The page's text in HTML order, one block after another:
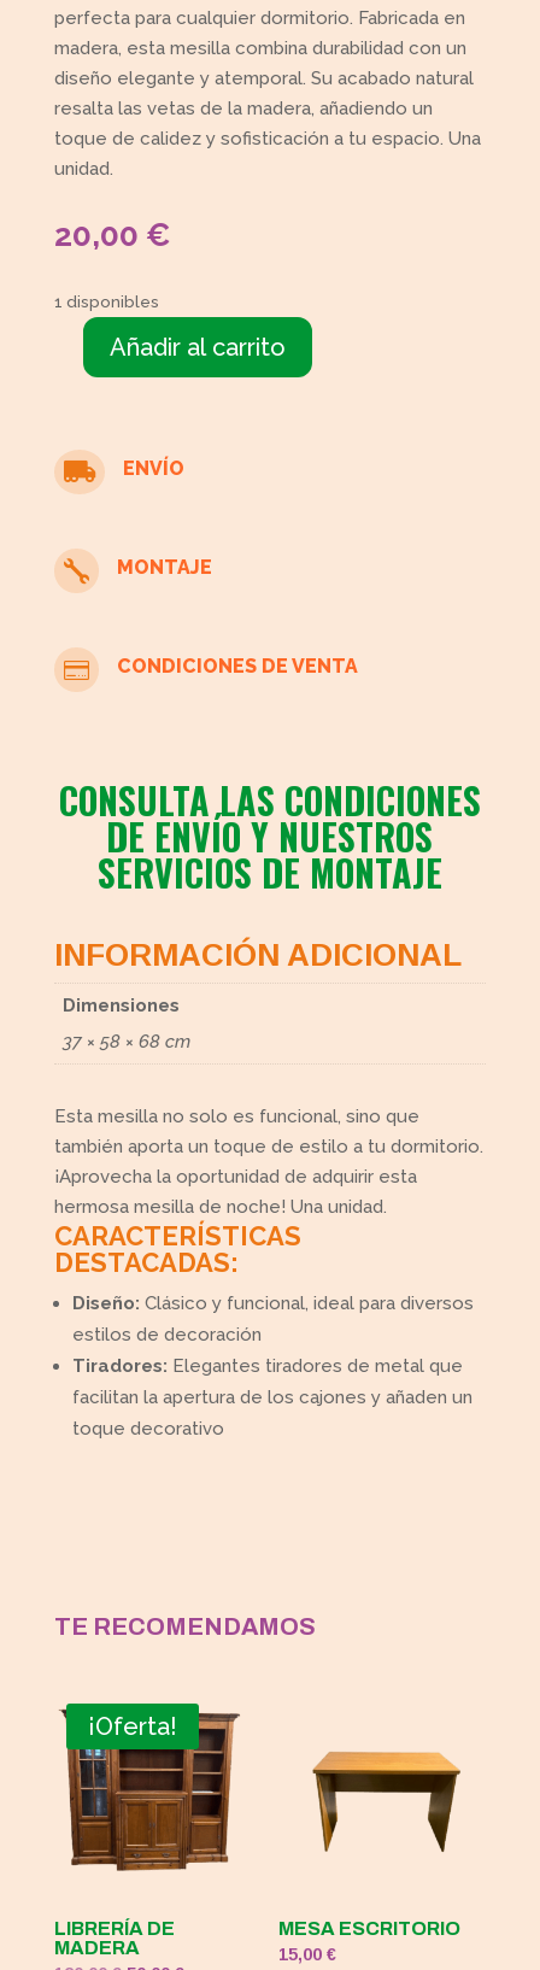
perfecta para cualquier dormitorio. Fabricada en
madera, esta mesilla combina durabilidad con un
diseño elegante y atemporal. Su acabado natural
resalta las vetas de la madera, añadiendo un
toque de calidez y sofisticación a tu espacio. Una
unidad.
20,00 €
1 disponibles
Mesilla
cajones
cantidad
Añadir al carrito
 ENVÍO
 MONTAJE
 CONDICIONES DE VENTA
CONSULTA LAS CONDICIONES
DE ENVÍO Y NUESTROS
SERVICIOS DE MONTAJE
INFORMACIÓN ADICIONAL
Dimensiones
37 × 58 × 68 cm
Esta mesilla no solo es funcional, sino que
también aporta un toque de estilo a tu dormitorio.
¡Aprovecha la oportunidad de adquirir esta
hermosa mesilla de noche! Una unidad.
CARACTERÍSTICAS
DESTACADAS:
Diseño: Clásico y funcional, ideal para diversos
estilos de decoración
Tiradores: Elegantes tiradores de metal que
facilitan la apertura de los cajones y añaden un
toque decorativo
TE RECOMENDAMOS
¡Oferta!
LIBRERÍA DE
MADERA
MESA ESCRITORIO
15,00€